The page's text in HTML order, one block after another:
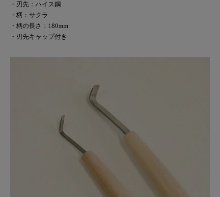
・刃先：ハイス鋼
・柄：サクラ
・柄の長さ：180mm
・刃先キャップ付き